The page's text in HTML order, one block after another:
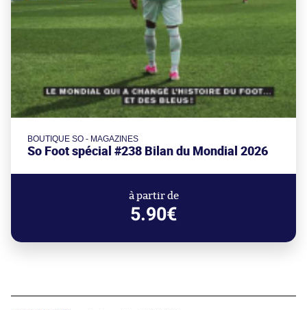
BOUTIQUE SO - MAGAZINES
So Foot spécial #238 Bilan du Mondial 2026
à partir de
5.90€